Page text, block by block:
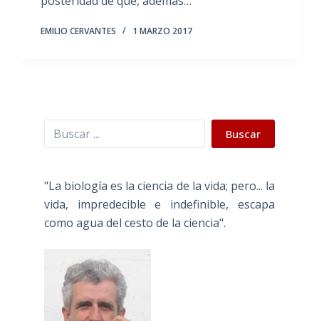
EMILIO CERVANTES 1 MARZO 2017
Buscar Buscar
"La biología es la ciencia de la vida; pero... la
vida, impredecible e indefinible, escapa
como agua del cesto de la ciencia".